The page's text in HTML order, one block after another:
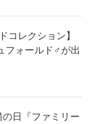
コレクション】
フォールド♂が出
日『ファミリー